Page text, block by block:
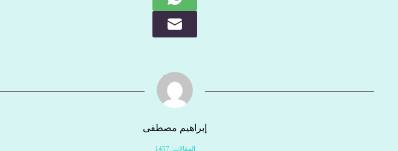
إبراهيم مصطفى
المقالات: 1457